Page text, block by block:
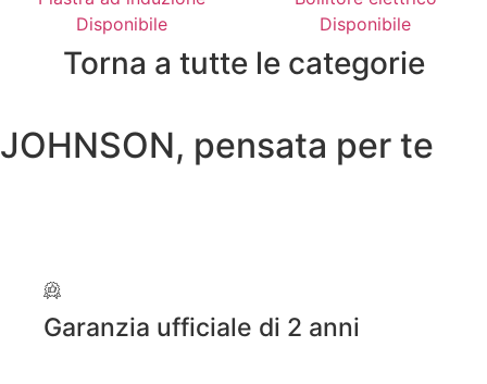
Disponibile
Disponibile
Torna a tutte le categorie
JOHNSON, pensata per te
Garanzia ufficiale di 2 anni